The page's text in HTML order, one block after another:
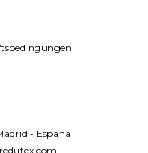
- España